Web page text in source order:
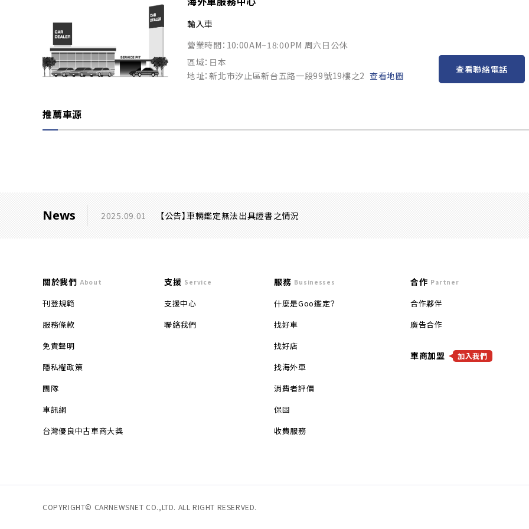
輸入車
營業時間：10:00AM~18:00PM 周六日公休
區域：日本
地址：新北市汐止區新台五路一段99號19樓之2 查看地圖
查看聯絡電話
推薦車源
News 2025.09.01 【公告】車輛鑑定無法出具證書之情況
關於我們 About
刊登規範
服務條款
免責聲明
隱私權政策
團隊
車訊網
台灣優良中古車商大獎
支援 Service
支援中心
聯絡我們
服務 Businesses
什麼是Goo鑑定？
找好車
找好店
找海外車
消費者評價
保固
收費服務
合作 Partner
合作夥伴
廣告合作
車商加盟 加入我們
COPYRIGHT© CARNEWSNET CO.,LTD. ALL RIGHT RESERVED.